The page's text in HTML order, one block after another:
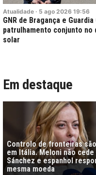
Atualidade · 5 ago 2026 19:56
GNR de Bragança e
patrulhamento conjunto no
solar
Em destaque
Controlo de fronteiras
em Itália. Meloni não
Sánchez e espanhol
mesma moeda